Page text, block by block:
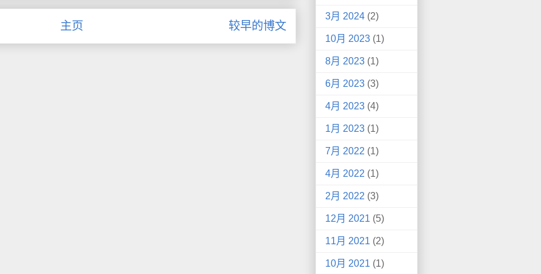
较早的博文
主页
3月 2024 (2)
10月 2023 (1)
8月 2023 (1)
6月 2023 (3)
4月 2023 (4)
1月 2023 (1)
7月 2022 (1)
4月 2022 (1)
2月 2022 (3)
12月 2021 (5)
11月 2021 (2)
10月 2021 (1)